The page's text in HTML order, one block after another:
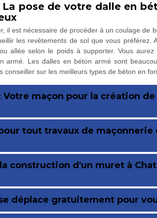
La pose de votre dalle en
il est nécessaire de procéder à un coulage de
les revêtements de sol que vous préférez.
allée selon le poids à supporter. Vous
armé. Les dalles en béton armé sont
conseiller sur les meilleurs types de béton en
Votre maçon pour la création
tout travaux de maçonnerie
construction d'un muret à
déplace gratuitement pour